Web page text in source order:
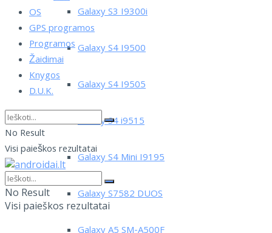
Galaxy S3 I9300i
Galaxy S4 I9500
Galaxy S4 I9505
Galaxy S4 i9515
Galaxy S4 Mini I9195
Galaxy S7582 DUOS
OS
GPS programos
Programos
Žaidimai
Knygos
D.U.K.
No Result
Visi paieškos rezultatai
No Result
Visi paieškos rezultatai